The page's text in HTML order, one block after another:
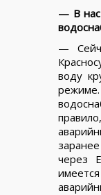
— В
—
воду
через